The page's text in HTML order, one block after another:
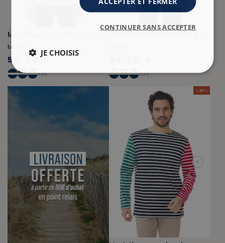
MARIO
50,00 €
+34 +34
- 34 %
CONTINUER SANS ACCEPTER
JE CHOISIS